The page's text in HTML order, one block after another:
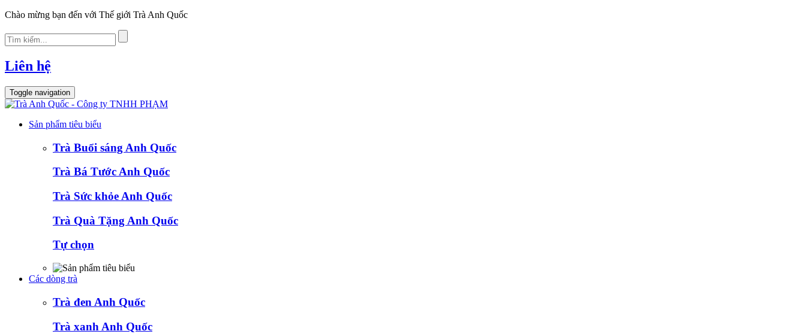
Chào mừng bạn đến với Thế giới Trà Anh Quốc
Liên hệ
Toggle navigation
Sản phẩm tiêu biểu
Trà Buổi sáng Anh Quốc
Trà Bá Tước Anh Quốc
Trà Sức khỏe Anh Quốc
Trà Quà Tặng Anh Quốc
Tự chọn
Các dòng trà
Trà đen Anh Quốc
Trà xanh Anh Quốc